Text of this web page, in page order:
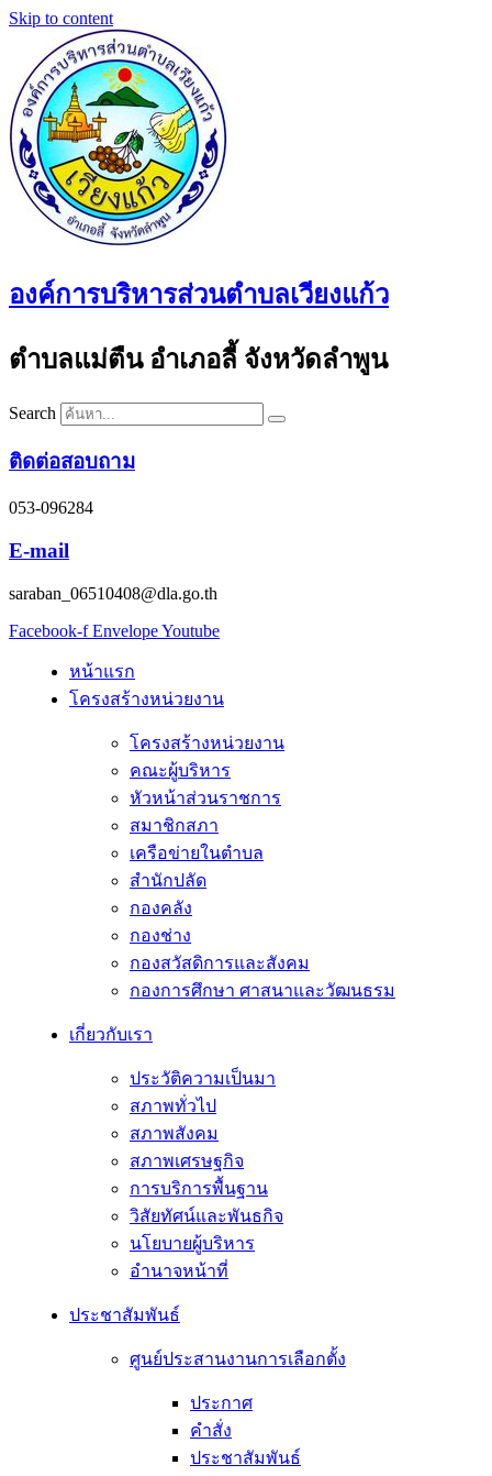
Skip to content
องค์การบริหารส่วนตำบลเวียงแก้ว
ตำบลแม่ตืน อำเภอลี้ จังหวัดลำพูน
Search
ติดต่อสอบถาม
053-096284
E-mail
saraban_06510408@dla.go.th
Facebook-f EnvelopeYoutube
หน้าแรก
โครงสร้างหน่วยงาน
โครงสร้างหน่วยงาน
คณะผู้บริหาร
หัวหน้าส่วนราชการ
สมาชิกสภา
เครือข่ายในตำบล
สำนักปลัด
กองคลัง
กองช่าง
กองสวัสดิการและสังคม
กองการศึกษา ศาสนาและวัฒนธรม
เกี่ยวกับเรา
ประวัติความเป็นมา
สภาพทั่วไป
สภาพสังคม
สภาพเศรษฐกิจ
การบริการพื้นฐาน
วิสัยทัศน์และพันธกิจ
นโยบายผู้บริหาร
อํานาจหน้าที่
ประชาสัมพันธ์
ศูนย์ประสานงานการเลือกตั้ง
ประกาศ
คำสั่ง
ประชาสัมพันธ์